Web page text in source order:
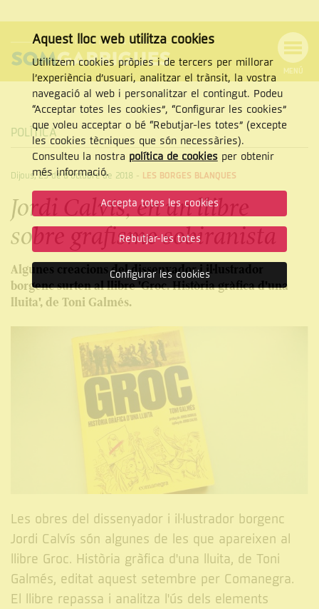
NAVEGACIÓ
MENÚ
Cercar
CERCAR
POLÍTICA
Dijous, 25 de d’octubre de 2018 - LES BORGES BLANQUES
Jordi Calvís, en un llibre
sobre grafisme sobiranista
Algunes creacions del dissenyador i il·lustrador
borgenc surten al llibre 'Groc. Història gràfica d'una
lluita', de Toni Galmés.
Les obres del dissenyador i il·lustrador borgenc
Jordi Calvís són algunes de les que apareixen al
llibre Groc. Història gràfica d'una lluita, de Toni
Galmés, editat aquest setembre per Comanegra.
El llibre repassa i analitza l'ús dels elements
Aquest lloc web utilitza cookies
Utilitzem cookies pròpies i de tercers per millorar
l’experiència d’usuari, analitzar el trànsit, la vostra
navegació al web i personalitzar el contingut. Podeu
“Acceptar totes les cookies”, “Configurar les cookies”
que voleu acceptar o bé “Rebutjar-les totes” (excepte
les cookies tècniques que són necessàries).
Consulteu la nostra política de cookiesper obtenir
més informació.
Accepta totes les cookies
Rebutjar-les totes
Configurar les cookies